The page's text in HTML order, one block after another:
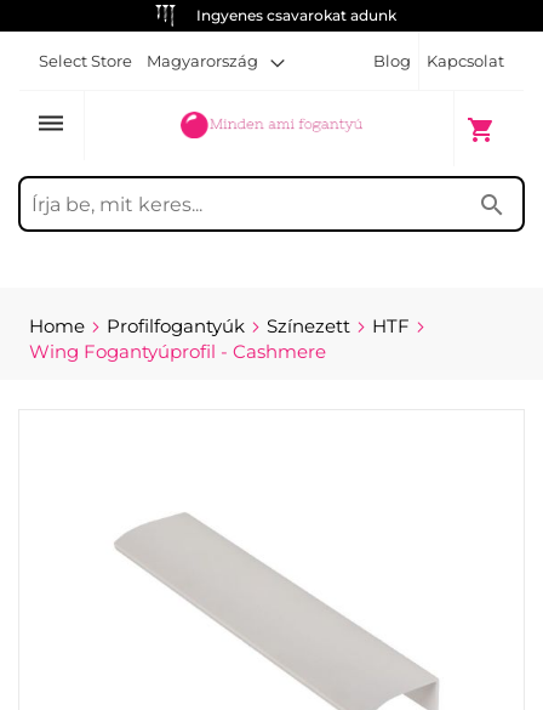
Ingyenes csavarokat adunk
Blog Kapcsolat
Select Store Magyarország
dehaze shopping_cart
My Cart
search
Home Profilfogantyúk Színezett
HTF
Wing Fogantyúprofil - Cashmere